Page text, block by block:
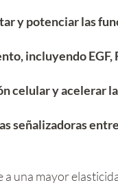
y potenciar las
incluyendo EGF,
celular y acelerar
señalizadoras
una mayor